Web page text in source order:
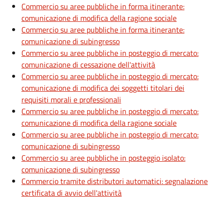
Commercio su aree pubbliche in forma itinerante:
comunicazione di modifica della ragione sociale
Commercio su aree pubbliche in forma itinerante:
comunicazione di subingresso
Commercio su aree pubbliche in posteggio di mercato:
comunicazione di cessazione dell'attività
Commercio su aree pubbliche in posteggio di mercato:
comunicazione di modifica dei soggetti titolari dei
requisiti morali e professionali
Commercio su aree pubbliche in posteggio di mercato:
comunicazione di modifica della ragione sociale
Commercio su aree pubbliche in posteggio di mercato:
comunicazione di subingresso
Commercio su aree pubbliche in posteggio isolato:
comunicazione di subingresso
Commercio tramite distributori automatici: segnalazione
certificata di avvio dell'attività